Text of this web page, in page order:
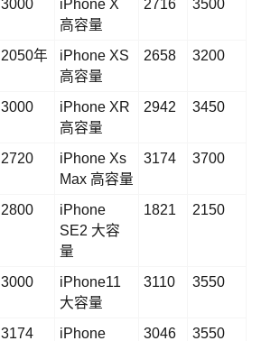
3000
iPhone X
高容量
2716 3500
2050年
iPhone XS
高容量
2658 3200
3000
iPhone XR
高容量
2942 3450
2720
iPhone Xs
Max 高容量
3174 3700
2800
iPhone
SE2 大容
量
1821 2150
3000
iPhone11
大容量
3110 3550
3174
iPhone
3046 3550